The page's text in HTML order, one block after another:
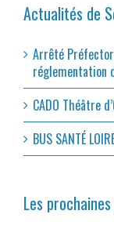
Actualités de
Arrêté
réglementation
CADO Théâtre
BUS SANTÉ
Les